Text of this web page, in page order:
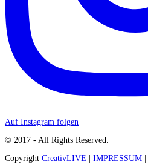
Auf Instagram folgen
© 2017 - All Rights Reserved.
Copyright CreativLIVE IMPRESSUM